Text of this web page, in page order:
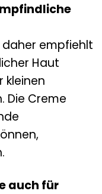
daher empfiehlt
Haut
kleinen
Die Creme
auch für